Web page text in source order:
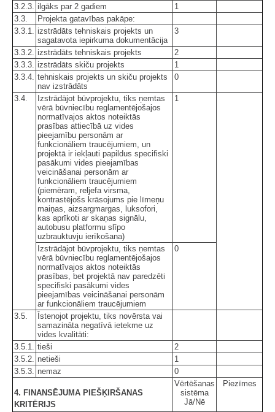
3.2.3. ilgāks par 2 gadiem
1
3.3.
Projekta gatavības pakāpe:
3.3.1.
izstrādāts tehniskais projekts un
sagatavota iepirkuma dokumentācija
3
3.3.2. izstrādāts tehniskais projekts
2
3.3.3. izstrādāts skiču projekts
1
3.3.4. tehniskais projekts un skiču projekts
nav izstrādāts
0
3.4.
Izstrādājot būvprojektu, tiks ņemtas
vērā būvniecību reglamentējošajos
normatīvajos aktos noteiktās
prasības attiecībā uz vides
pieejamību personām ar
funkcionāliem traucējumiem, un
projektā ir iekļauti papildus specifiski
pasākumi vides pieejamības
veicināšanai personām ar
funkcionāliem traucējumiem
(piemēram, reljefa virsma,
kontrastējošs krāsojums pie līmeņu
maiņas, aizsargmargas, luksofori,
kas aprīkoti ar skaņas signālu,
autobusu platformu slīpo
uzbrauktuvju ierīkošana)
1
Izstrādājot būvprojektu, tiks ņemtas
vērā būvniecību reglamentējošajos
normatīvajos aktos noteiktās
prasības, bet projektā nav paredzēti
specifiski pasākumi vides
pieejamības veicināšanai personām
ar funkcionāliem traucējumiem
0
3.5.
Īstenojot projektu, tiks novērsta vai
samazināta negatīvā ietekme uz
vides kvalitāti:
3.5.1.
tieši
2
3.5.2.
netieši
1
3.5.3.
nemaz 0
4. FINANSĒJUMA PIEŠĶIRŠANAS
KRITĒRIJS
Vērtēšanas
sistēma
Jā/Nē
Piezīmes